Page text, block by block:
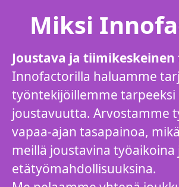
Miksi
Joustava ja tiimikeskeinen
Innofactorilla haluamme
työntekijöillemme tarpeeksi
joustavuutta. Arvostamme
vapaa-ajan tasapainoa,
meillä joustavina työaikoina
etätyömahdollisuuksina.